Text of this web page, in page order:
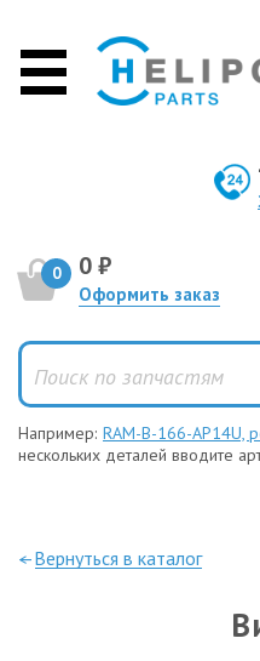
0 0 ₽
Оформить заказ
Например: RAM-B-166-AP14U,
нескольких деталей вводите
—Вернуться в каталог